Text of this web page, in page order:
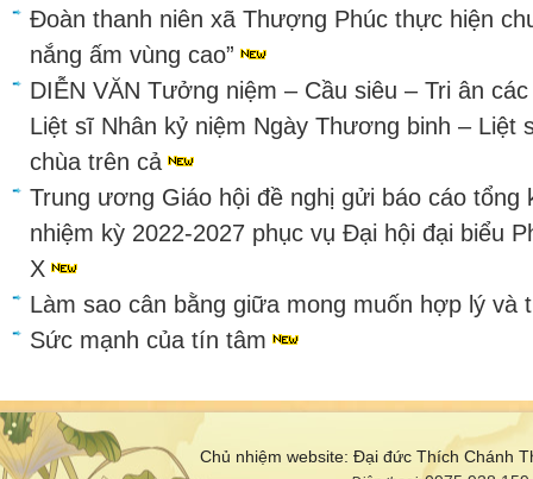
Đoàn thanh niên xã Thượng Phúc thực hiện
nắng ấm vùng cao”
DIỄN VĂN Tưởng niệm – Cầu siêu – Tri ân
Liệt sĩ Nhân kỷ niệm Ngày Thương binh – Liệt
chùa trên cả
Trung ương Giáo hội đề nghị gửi báo cáo tổng
nhiệm kỳ 2022-2027 phục vụ Đại hội đại biểu
X
Làm sao cân bằng giữa mong muốn hợp lý và
Sức mạnh của tín tâm
Chủ nhiệm website: Đại đức Thích Chánh